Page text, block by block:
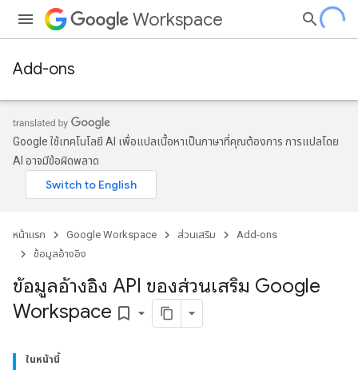
Workspace
Add-ons
Google ใช้เทคโนโลยี AI เพื่อแปลเนื้อหาเป็นภาษาที่คุณต้องการ การแปลโดย
AI อาจมีข้อผิดพลาด
หน้าแรก Google Workspace ส่วนเสริม
Add-ons
ข้อมูลอ้างอิง
ข้อมูลอ้างอิง API ของส่วนเสริม Google
Workspace bookmark_border
ในหน้านี้